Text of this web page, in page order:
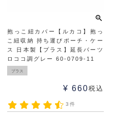
抱っこ紐カバー【ルカコ】抱っ
こ紐収納 持ち運びポーチ・ケー
ス 日本製【プラス】延長パーツ
ロココ調グレー 60-0709-11
プラス
¥ 660税込
3件